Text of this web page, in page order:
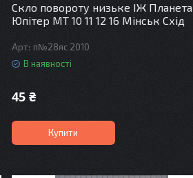
Скло повороту низьке ІЖ Планета
Юпітер МТ 10 11 12 16 Мінськ Схід
п№28яс 2010
В наявності
45 ₴
Купити